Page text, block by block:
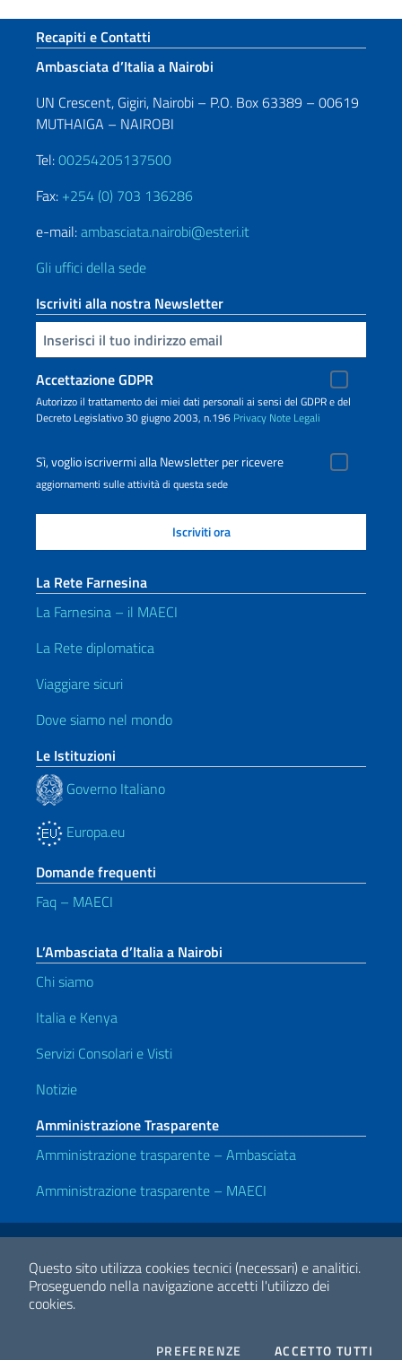
Questo sito utilizza cookies tecnici (necessari) e analitici.
Proseguendo nella navigazione accetti l'utilizzo dei
cookies.
PREFERENZE COOKIESACCETTO TUTTI
Sezione footer
Recapiti e Contatti
Ambasciata d’Italia a Nairobi
UN Crescent, Gigiri, Nairobi – P.O. Box 63389 – 00619
MUTHAIGA – NAIROBI
Tel:00254205137500
Fax: +254 (0) 703 136286
e-mail:ambasciata.nairobi@esteri.it
Gli uffici della sede
Iscriviti alla nostra Newsletter
Inserisci la tua email
Accettazione GDPR
Autorizzo il trattamento dei miei dati personali ai sensi del GDPR e del
Decreto Legislativo 30 giugno 2003, n.196 Privacy Note Legali
Sì, voglio iscrivermi alla Newsletter per ricevere
aggiornamenti sulle attività di questa sede
La Rete Farnesina
La Farnesina – il MAECI
La Rete diplomatica
Viaggiare sicuri
Dove siamo nel mondo
Le Istituzioni
Governo Italiano
Europa.eu
Domande frequenti
Faq – MAECI
L’Ambasciata d’Italia a Nairobi
Chi siamo
Italia e Kenya
Servizi Consolari e Visti
Notizie
Amministrazione Trasparente
Amministrazione trasparente – Ambasciata
Amministrazione trasparente – MAECI
Link Utili